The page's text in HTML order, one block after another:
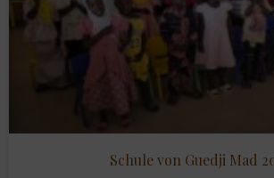
Schule von Guedji Mad